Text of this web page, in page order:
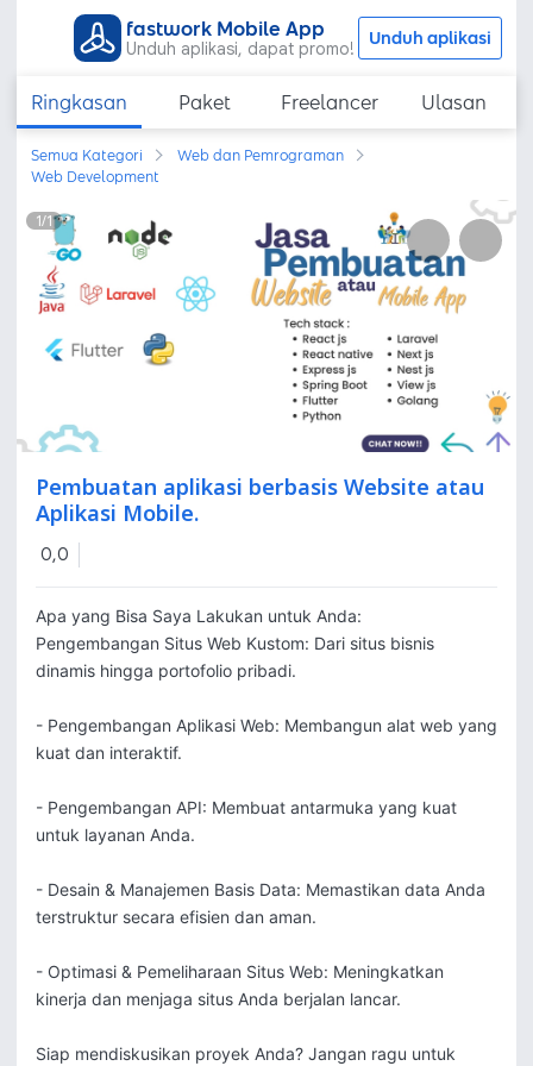
fastwork Mobile App
Unduh aplikasi, dapat promo! Unduh aplikasi
Ringkasan Paket Freelancer Ulasan
Semua Kategori
Web dan Pemrograman
Web Development
1/1
Pembuatan aplikasi berbasis Website atau
Aplikasi Mobile.
0,0
Apa yang Bisa Saya Lakukan untuk Anda:
Pengembangan Situs Web Kustom: Dari situs bisnis
dinamis hingga portofolio pribadi.
- Pengembangan Aplikasi Web: Membangun alat web yang
kuat dan interaktif.
- Pengembangan API: Membuat antarmuka yang kuat
untuk layanan Anda.
- Desain & Manajemen Basis Data: Memastikan data Anda
terstruktur secara efisien dan aman.
- Optimasi & Pemeliharaan Situs Web: Meningkatkan
kinerja dan menjaga situs Anda berjalan lancar.
Siap mendiskusikan proyek Anda? Jangan ragu untuk